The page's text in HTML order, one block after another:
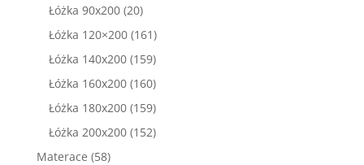
produktów
Łóżka 90x200 2020
produktów
Łóżka 120×200 161161
produktów
Łóżka 140x200 159159
produktów
Łóżka 160x200 160160
produktów
Łóżka 180x200 159159
produktów
Łóżka 200x200 152152
Materace 5858